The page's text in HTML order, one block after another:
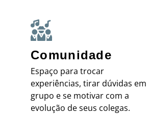
Comunidade
Espaço para trocar
experiências, tirar dúvidas em
grupo e se motivar com a
evolução de seus colegas.